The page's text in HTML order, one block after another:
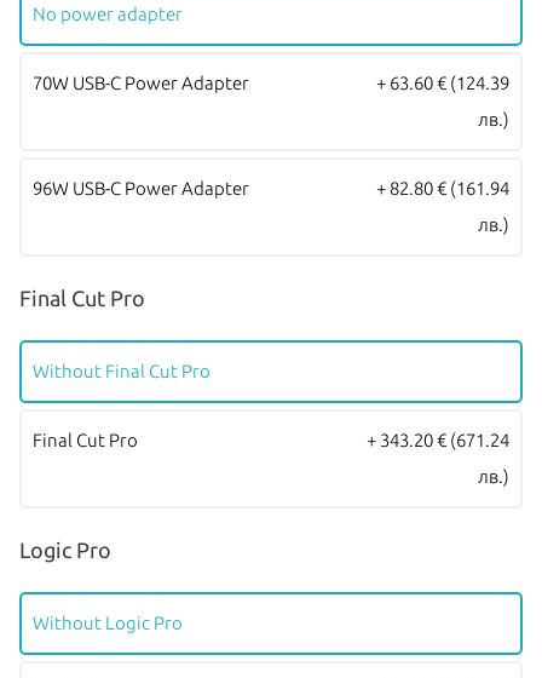
отпечатък позволява надежден и сигурен метод за оторизация.
Всички Apple продукти предлагани от
имат стандартна
сервизни центрове на Apple).
No power adapter
70W USB-C Power Adapter + 63.60 € (124.39
лв.)
96W USB-C Power Adapter + 82.80 € (161.94
лв.)
Final Cut Pro
Without Final Cut Pro
Final Cut Pro + 343.20 € (671.24
лв.)
Logic Pro
Without Logic Pro